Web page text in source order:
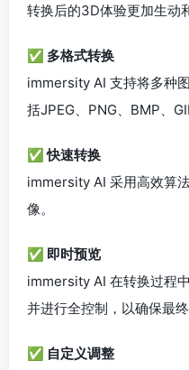
转换后的3D体验更加生动
✅ 多格式转换
immersity AI 支持将多种
括JPEG、PNG、BMP、
✅ 快速转换
immersity AI 采用高效算
像。
✅ 即时预览
immersity AI 在转换过程
并进行全控制，以确保最终
✅ 自定义调整